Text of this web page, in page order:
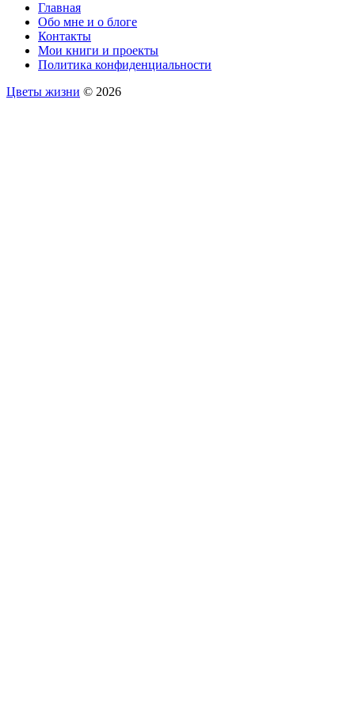
Главная
Обо мне и о блоге
Контакты
Мои книги и проекты
Политика конфиденциальности
Цветы жизни © 2026